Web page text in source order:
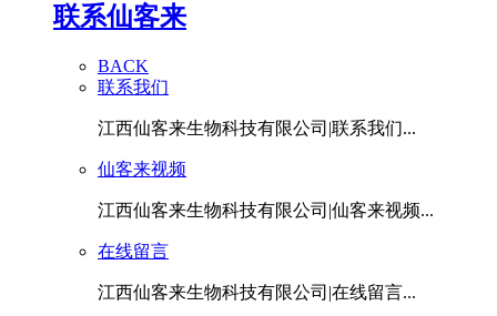
联系仙客来
BACK
联系我们
江西仙客来生物科技有限公司|联系我们...
仙客来视频
江西仙客来生物科技有限公司|仙客来视频...
在线留言
江西仙客来生物科技有限公司|在线留言...